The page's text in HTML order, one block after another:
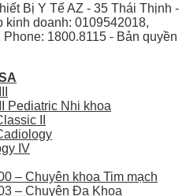
Bị Y Tế AZ - 35 Thái Thịnh -
doanh: 0109542018,
1800.8115 - Bản quyền
Pediatric Nhi khoa
II
IV
– Chuyên khoa Tim mạch
– Chuyên Đa Khoa